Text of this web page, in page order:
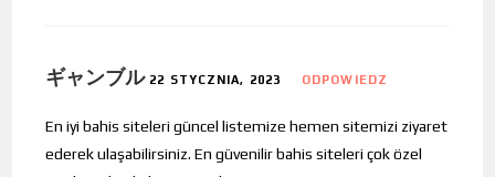
ギャンブル 22 STYCZNIA, 2023 ODPOWIEDZ
En iyi bahis siteleri güncel listemize hemen sitemizi ziyaret
ederek ulaşabilirsiniz. En güvenilir bahis siteleri çok özel